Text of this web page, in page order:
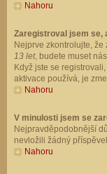
Nahoru
Zaregistroval jsem se,
Nejprve zkontrolujte,
13 let, budete muset
Když jste se
aktivace používá, je
Nahoru
V minulosti jsem se
Nejpravděpodobnější
nevložili žádný
Nahoru